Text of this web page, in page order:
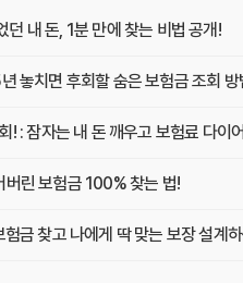
내 돈, 1분 만에 찾는 비법 공개!
놓치면 후회할 숨은 보험금 조회 방
: 잠자는 내 돈 깨우고 보험료 다이
린 보험금 100% 찾는 법!
금 찾고 나에게 딱 맞는 보장 설계